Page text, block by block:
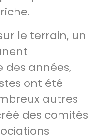
le terrain, un
des années,
ont été
autres
des comités